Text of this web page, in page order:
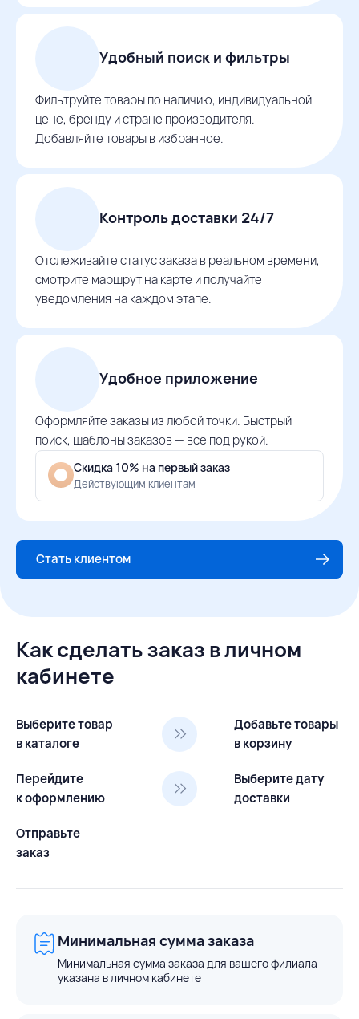
Удобный поиск и фильтры
Фильтруйте товары по наличию, индивидуальной
цене, бренду и стране производителя.
Добавляйте товары в избранное.
Контроль доставки 24/7
Отслеживайте статус заказа в реальном времени,
смотрите маршрут на карте и получайте
уведомления на каждом этапе.
Удобное приложение
Оформляйте заказы из любой точки. Быстрый
поиск, шаблоны заказов — всё под рукой.
Скидка 10% на первый заказ
Действующим клиентам
Стать клиентом
Как сделать заказ в личном
кабинете
Выберите товар
в каталоге
Добавьте товары
в корзину
Перейдите
к оформлению
Выберите дату
доставки
Отправьте
заказ
Минимальная сумма заказа
Минимальная сумма заказа для вашего филиала
указана в личном кабинете